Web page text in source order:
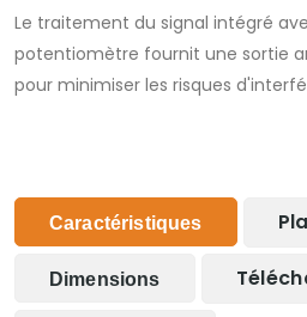
Le traitement du signal intégré
potentiomètre fournit une sortie
pour minimiser les risques
Caractéristiques
Dimensions